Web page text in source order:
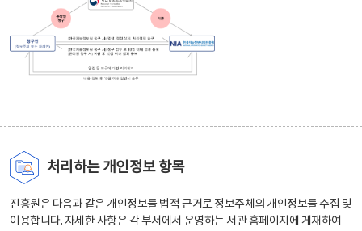
처리하는 개인정보 항목
진흥원은 다음과 같은 개인정보를 법적 근거로 정보주체의 개인정보를 수집 및
이용합니다. 자세한 사항은 각 부서에서 운영하는 서관 홈페이지에 게재하여